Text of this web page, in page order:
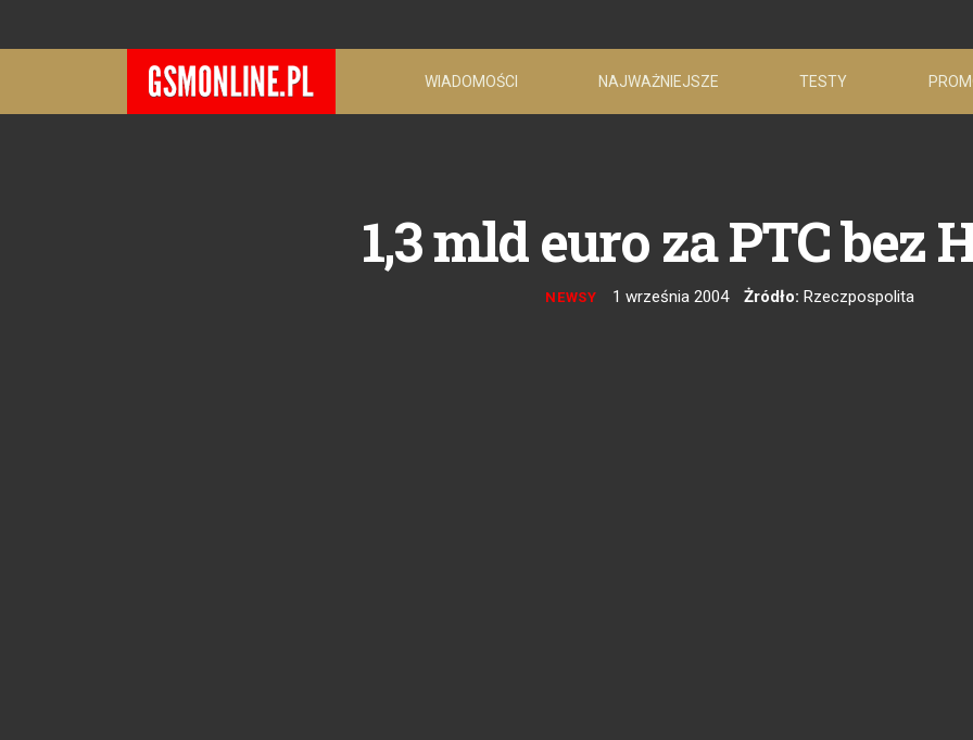
WIADOMOŚCI NAJWAŻNIEJSZE TESTY
1,3 mld euro za PTC bez
NEWSY 1 września 2004 Żródło: Rzeczpospolita